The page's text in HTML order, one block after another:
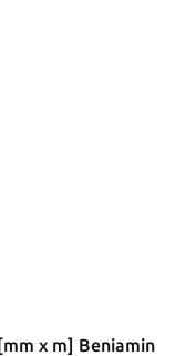
x m] Beniamin